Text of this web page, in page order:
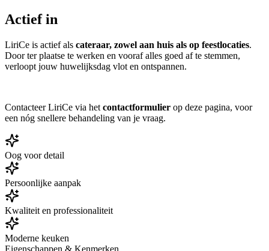
Actief in
LiriCe is actief als cateraar, zowel aan huis als op feestlocaties.
Door ter plaatse te werken en vooraf alles goed af te stemmen,
verloopt jouw huwelijksdag vlot en ontspannen.
Contacteer LiriCe via het contactformulier op deze pagina, voor
een nóg snellere behandeling van je vraag.
Oog voor detail
Persoonlijke aanpak
Kwaliteit en professionaliteit
Moderne keuken